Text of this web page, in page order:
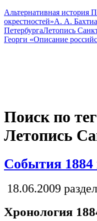
Альтернативная история
окрестностей»А. А.
ПетербургаЛетопись
Георги «Описание
Поиск по
Летопись
События 1884
18.06.2009
Хронология